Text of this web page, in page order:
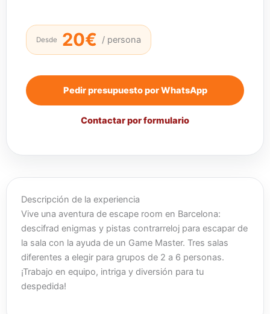
Desde 20€ / persona
Pedir presupuesto por WhatsApp
Contactar por formulario
Descripción de la experiencia
Vive una aventura de escape room en Barcelona:
descifrad enigmas y pistas contrarreloj para escapar de
la sala con la ayuda de un Game Master. Tres salas
diferentes a elegir para grupos de 2 a 6 personas.
¡Trabajo en equipo, intriga y diversión para tu
despedida!